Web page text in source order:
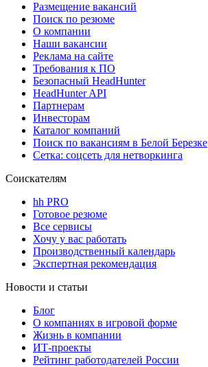
Размещение вакансий
Поиск по резюме
О компании
Наши вакансии
Реклама на сайте
Требования к ПО
Безопасный HeadHunter
HeadHunter API
Партнерам
Инвесторам
Каталог компаний
Поиск по вакансиям в Белой Березке
Сетка: соцсеть для нетворкинга
Соискателям
hh PRO
Готовое резюме
Все сервисы
Хочу у вас работать
Производственный календарь
Экспертная рекомендация
Новости и статьи
Блог
О компаниях в игровой форме
Жизнь в компании
ИТ-проекты
Рейтинг работодателей России